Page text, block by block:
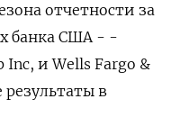
отчетности за
банка США - -
Inc, и Wells Fargo &
результаты в